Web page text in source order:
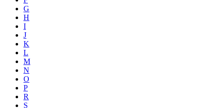
G
H
I
J
K
L
M
N
O
P
R
S